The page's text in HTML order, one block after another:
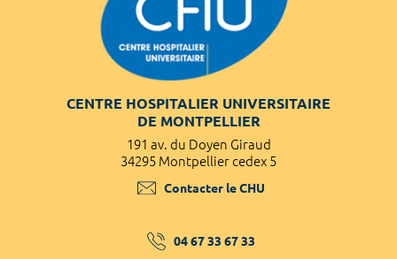
CENTRE HOSPITALIER UNIVERSITAIRE
DE MONTPELLIER
191 av. du Doyen Giraud
34295 Montpellier cedex 5
Contacter le CHU
04 67 33 67 33